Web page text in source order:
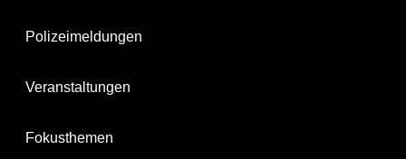
Polizeimeldungen
Veranstaltungen
Fokusthemen